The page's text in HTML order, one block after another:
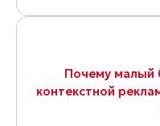
Почему малый
контекстной